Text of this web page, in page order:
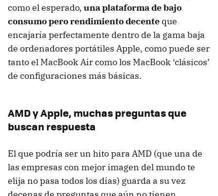
como el esperado, una plataforma de bajo
consumo pero rendimiento decente que
encajaría perfectamente dentro de la gama baja
de ordenadores portátiles Apple, como puede ser
tanto el MacBook Air como los MacBook ‘clásicos’
de configuraciones más básicas.
AMDy Apple, muchas preguntas que
buscan respuesta
El que podría ser un hito para AMD (que una de
las empresas con mejor imagen del mundo te
elija no pasa todos los días) guarda a su vez